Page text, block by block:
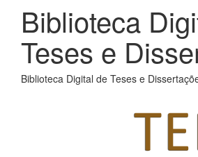
Biblioteca
Teses e
Biblioteca Digital de Teses e